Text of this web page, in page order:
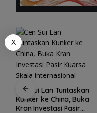
Cen Sui Lan Tuntaskan
Kunker ke China, Buka
Kran Investasi Pasir
X